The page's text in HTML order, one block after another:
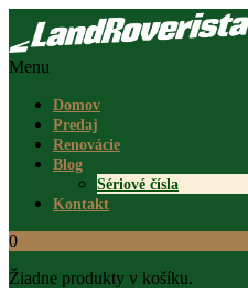
Menu
Domov
Predaj
Renovácie
Blog
Sériové čísla
Kontakt
0
Žiadne produkty v košíku.